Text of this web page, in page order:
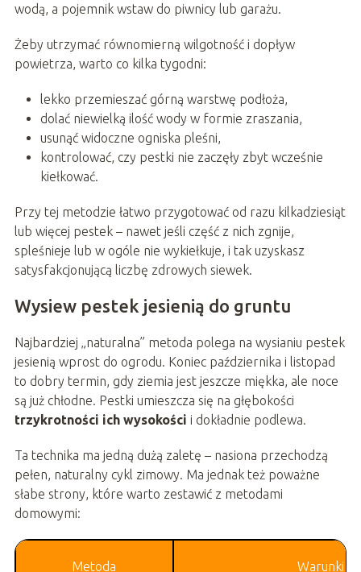
wodą, a pojemnik wstaw do piwnicy lub garażu.
Żeby utrzymać równomierną wilgotność i dopływ
powietrza, warto co kilka tygodni:
lekko przemieszać górną warstwę podłoża,
dolać niewielką ilość wody w formie zraszania,
usunąć widoczne ogniska pleśni,
kontrolować, czy pestki nie zaczęły zbyt wcześnie
kiełkować.
Przy tej metodzie łatwo przygotować od razu kilkadziesiąt
lub więcej pestek – nawet jeśli część z nich zgnije,
spleśnieje lub w ogóle nie wykiełkuje, i tak uzyskasz
satysfakcjonującą liczbę zdrowych siewek.
Wysiew pestek jesienią do gruntu
Najbardziej „naturalna” metoda polega na wysianiu pestek
jesienią wprost do ogrodu. Koniec października i listopad
to dobry termin, gdy ziemia jest jeszcze miękka, ale noce
są już chłodne. Pestki umieszcza się na głębokości
trzykrotności ich wysokości i dokładnie podlewa.
Ta technika ma jedną dużą zaletę – nasiona przechodzą
pełen, naturalny cykl zimowy. Ma jednak też poważne
słabe strony, które warto zestawić z metodami
domowymi:
Metoda Warunki